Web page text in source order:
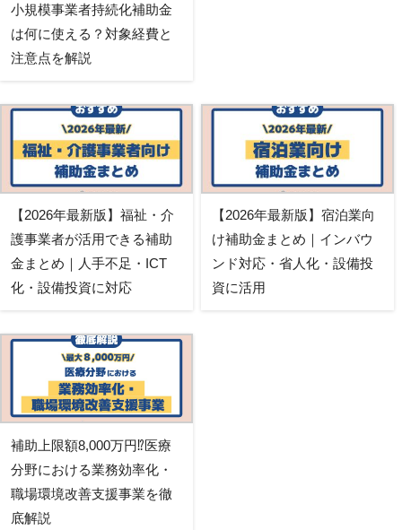
小規模事業者持続化補助金
は何に使える？対象経費と
注意点を解説
【2026年最新版】福祉・介
護事業者が活用できる補助
金まとめ｜人手不足・ICT
化・設備投資に対応
【2026年最新版】宿泊業向
け補助金まとめ｜インバウ
ンド対応・省人化・設備投
資に活用
補助上限額8,000万円⁉医療
分野における業務効率化・
職場環境改善支援事業を徹
底解説